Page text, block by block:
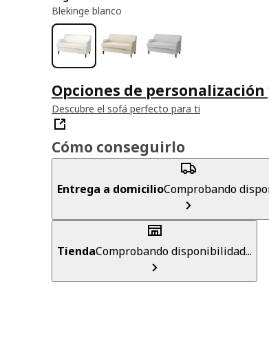
Blekinge blanco
Opciones de
Descubre el sofá perfecto para ti
Cómo conseguirlo
Entrega a domicilioComprobando
TiendaComprobando disponibilidad...